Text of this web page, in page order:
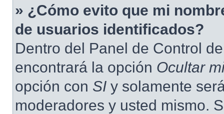
» ¿Cómo evito que mi
de usuarios identificados?
Dentro del Panel de Control
encontrará la opción Ocultar
opción con SI y solamente
moderadores y usted mismo.